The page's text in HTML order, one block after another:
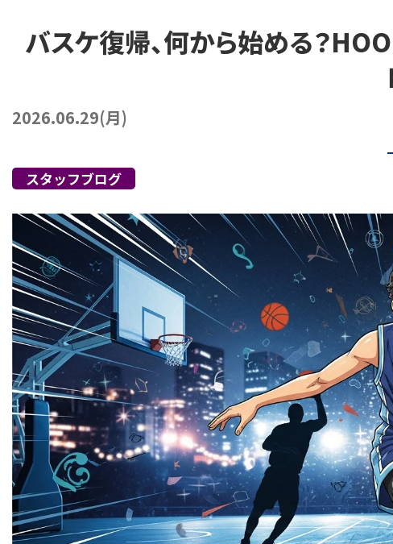
運営会社情報
バスケ復帰、何から始める？
2026.06.29(月)
スタッフブログ